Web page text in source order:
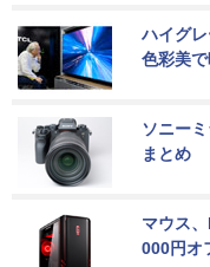
ハイグ
色彩美
ソニー
まとめ
マウス
000円オ